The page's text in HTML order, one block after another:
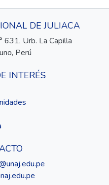
DE JULIACA
631, Urb. La Capilla
Perú
INTERÉS